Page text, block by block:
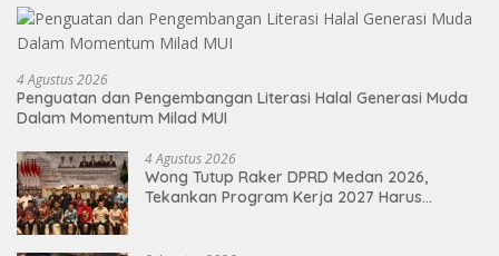
4 Agustus 2026
Penguatan dan Pengembangan Literasi Halal Generasi Muda
Dalam Momentum Milad MUI
4 Agustus 2026
Wong Tutup Raker DPRD Medan 2026,
Tekankan Program Kerja 2027 Harus